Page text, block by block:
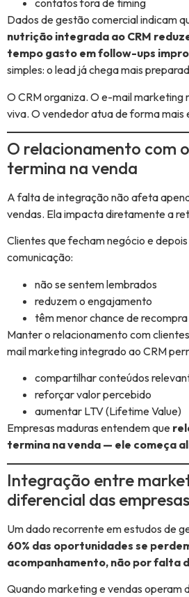
contatos fora de timing
Dados de gestão comercial indicam
nutrição integrada ao CRM
tempo gasto em follow-ups
simples: o lead já chega mais
O CRM organiza. O e-mail marketing
viva. O vendedor atua de forma mais
O relacionamento com
termina na venda
A falta de integração não afeta
vendas. Ela impacta diretamente a
Clientes que fecham negócio e
comunicação:
não se sentem lembrados
reduzem o engajamento
têm menor chance de
Manter o relacionamento com
mail marketing integrado ao CRM
compartilhar conteúdos
reforçar valor percebido
aumentar LTV (Lifetime Value)
Empresas maduras entendem que
termina na venda — ele começa
Integração entre
diferencial das
Um dado recorrente em estudos de
60% das oportunidades se
acompanhamento, não por falta
Quando marketing e vendas operam